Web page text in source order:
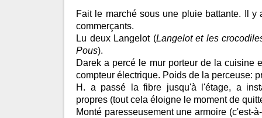
Fait le marché sous une pluie battante. Il y
commerçants.
Lu deux Langelot (Langelot et les
Pous).
Darek a percé le mur porteur de la cuisine
compteur électrique. Poids de la perceuse:
H. a passé la fibre jusqu'à l'étage, a
propres (tout cela éloigne le moment de
Monté paresseusement une armoire (c'est-